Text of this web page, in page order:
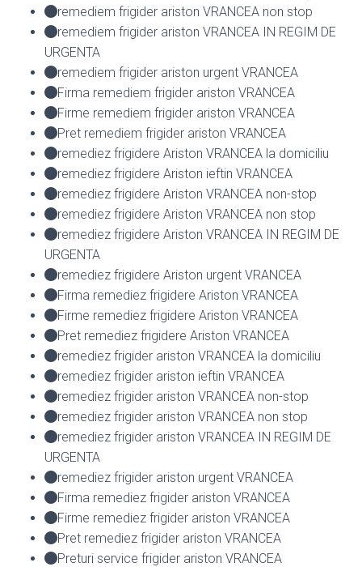
remediem frigider ariston VRANCEA non stop
remediem frigider ariston VRANCEA IN REGIM DE
URGENTA
remediem frigider ariston urgent VRANCEA
Firma remediem frigider ariston VRANCEA
Firme remediem frigider ariston VRANCEA
Pret remediem frigider ariston VRANCEA
remediez frigidere Ariston VRANCEA la domiciliu
remediez frigidere Ariston ieftin VRANCEA
remediez frigidere Ariston VRANCEA non-stop
remediez frigidere Ariston VRANCEA non stop
remediez frigidere Ariston VRANCEA IN REGIM DE
URGENTA
remediez frigidere Ariston urgent VRANCEA
Firma remediez frigidere Ariston VRANCEA
Firme remediez frigidere Ariston VRANCEA
Pret remediez frigidere Ariston VRANCEA
remediez frigider ariston VRANCEA la domiciliu
remediez frigider ariston ieftin VRANCEA
remediez frigider ariston VRANCEA non-stop
remediez frigider ariston VRANCEA non stop
remediez frigider ariston VRANCEA IN REGIM DE
URGENTA
remediez frigider ariston urgent VRANCEA
Firma remediez frigider ariston VRANCEA
Firme remediez frigider ariston VRANCEA
Pret remediez frigider ariston VRANCEA
Preturi service frigider ariston VRANCEA